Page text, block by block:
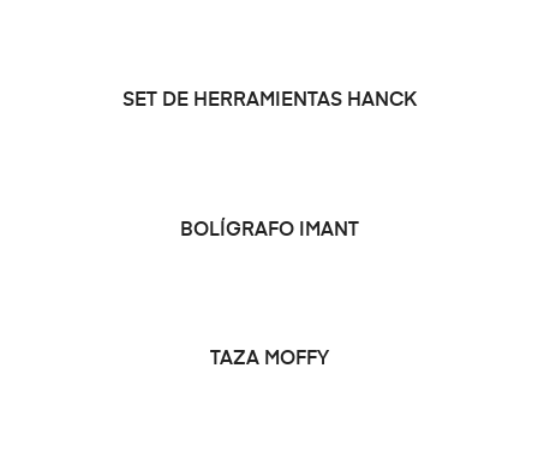
LEER MÁS
SET DE HERRAMIENTAS HANCK
LEER MÁS
BOLÍGRAFO IMANT
LEER MÁS
TAZA MOFFY